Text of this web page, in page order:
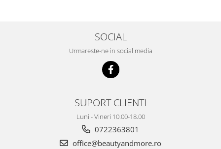
SOCIAL
Urmareste-ne in social media
SUPORT CLIENTI
Luni - Vineri 10.00-18.00
0722363801
office@beautyandmore.ro